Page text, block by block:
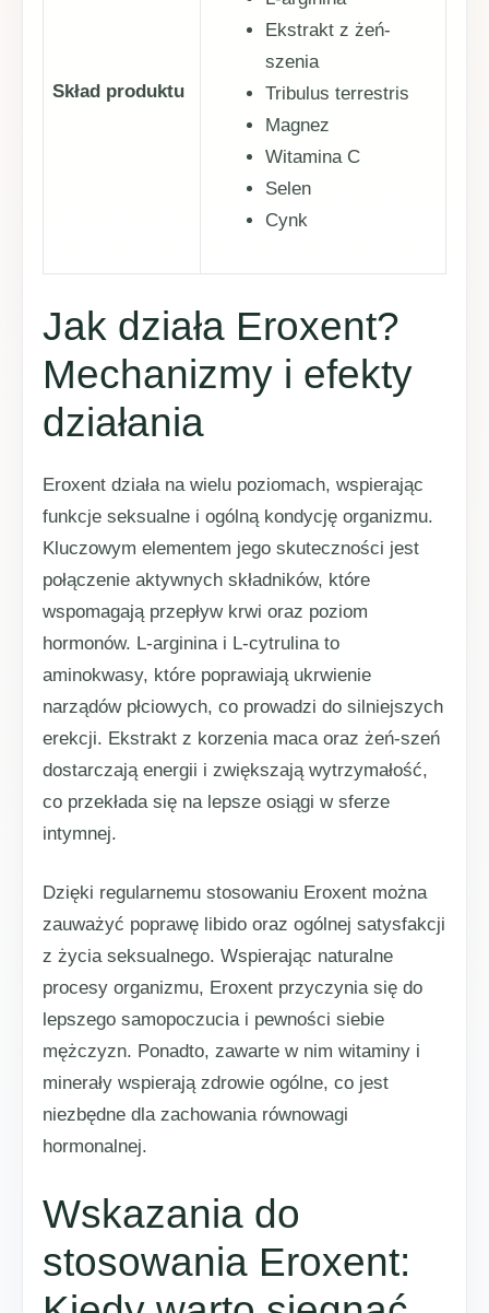
Skład produktu
Ekstrakt z żeń-
szenia
Tribulus terrestris
Magnez
Witamina C
Selen
Cynk
Jak działa Eroxent?
Mechanizmy i efekty
działania
Eroxent działa na wielu poziomach, wspierając
funkcje seksualne i ogólną kondycję organizmu.
Kluczowym elementem jego skuteczności jest
połączenie aktywnych składników, które
wspomagają przepływ krwi oraz poziom
hormonów. L-arginina i L-cytrulina to
aminokwasy, które poprawiają ukrwienie
narządów płciowych, co prowadzi do silniejszych
erekcji. Ekstrakt z korzenia maca oraz żeń-szeń
dostarczają energii i zwiększają wytrzymałość,
co przekłada się na lepsze osiągi w sferze
intymnej.
Dzięki regularnemu stosowaniu Eroxent można
zauważyć poprawę libido oraz ogólnej satysfakcji
z życia seksualnego. Wspierając naturalne
procesy organizmu, Eroxent przyczynia się do
lepszego samopoczucia i pewności siebie
mężczyzn. Ponadto, zawarte w nim witaminy i
minerały wspierają zdrowie ogólne, co jest
niezbędne dla zachowania równowagi
hormonalnej.
Wskazania do
stosowania Eroxent: